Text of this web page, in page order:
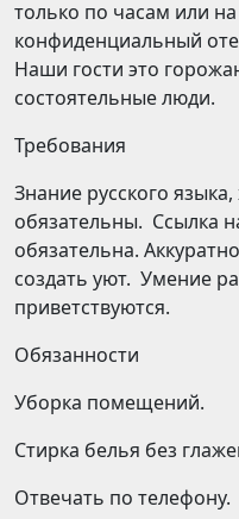
только по часам или
конфиденциальный
Наши гости это
состоятельные люди.
Требования
Знание русского
обязательны. Ссылка
обязательна.
создать уют. Умение
приветствуются.
Обязанности
Уборка помещений.
Стирка белья без
Отвечать по телефону.